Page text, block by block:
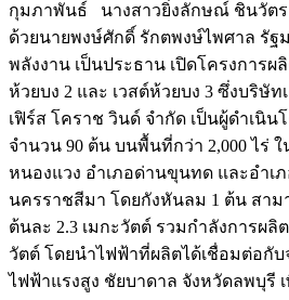
กุมภาพันธ์ นางสาวยิ่งลักษณ์ ชินวัตร
ด้วยนายพงษ์ศักดิ์ รักตพงษ์ไพศาล รัฐ
พลังงาน เป็นประธาน เปิดโครงการผ
ห้วยบง 2 และ เวสต์ห้วยบง 3 ซึ่งบริษั
เฟิร์ส โคราช วินด์ จำกัด เป็นผู้ดำเนิน
จำนวน 90 ต้น บนพื้นที่กว่า 2,000 ไร่
หนองแวง อำเภอด่านขุนทด และอำเ
นครราชสีมา โดยกังหันลม 1 ต้น สาม
ต้นละ 2.3 เมกะวัตต์ รวมกำลังการผลิ
วัตต์ โดยนำไฟฟ้าที่ผลิตได้เชื่อมต่อกั
ไฟฟ้าแรงสูง ชัยบาดาล จังหวัดลพบุรี